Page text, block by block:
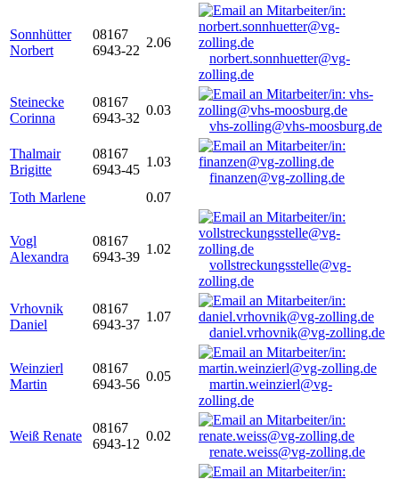
Sonnhütter
Norbert
08167
6943-22
2.06
norbert.sonnhuetter@vg-
zolling.de
Steinecke
Corinna
08167
6943-32
0.03
vhs-zolling@vhs-moosburg.de
Thalmair
Brigitte
08167
6943-45
1.03
finanzen@vg-zolling.de
Toth Marlene
0.07
Vogl
Alexandra
08167
6943-39
1.02
vollstreckungsstelle@vg-
zolling.de
Vrhovnik
Daniel
08167
6943-37
1.07
daniel.vrhovnik@vg-zolling.de
Weinzierl
Martin
08167
6943-56
0.05
martin.weinzierl@vg-
zolling.de
Weiß Renate
08167
6943-12
0.02
renate.weiss@vg-zolling.de